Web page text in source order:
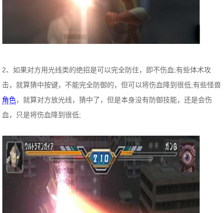
2、如果对方用光线类的绝招是可以完全防住，即不伤血;有些体术攻
击，就算猜中按键，不能完全防御的，但可以将伤血降到很低;有些怪兽
角色，就算对方放光线，猜中了，但是本身没有防御技能，还是会伤
血，只是将伤血降到很低;